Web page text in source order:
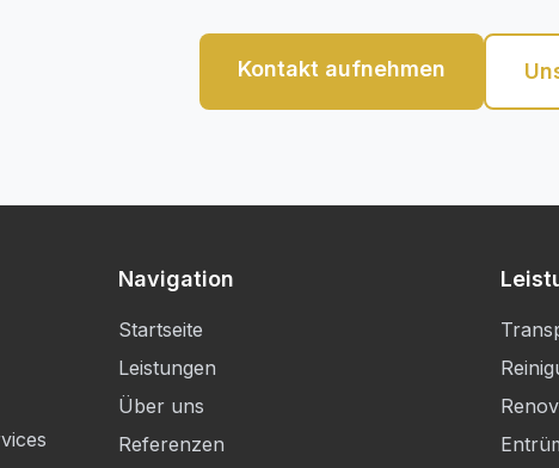
Kontakt aufnehmen
Navigation
Startseite
Leistungen
Über uns
Referenzen